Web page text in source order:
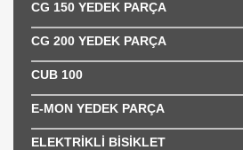
CG 150 YEDEK PARÇA
CG 200 YEDEK PARÇA
CUB 100
E-MON YEDEK PARÇA
ELEKTRİKLİ BİSİKLET